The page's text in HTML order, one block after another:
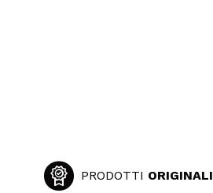
PRODOTTI ORIGINALI